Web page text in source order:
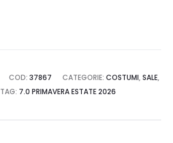
COD: 37867 CATEGORIE: COSTUMI, SALE,
TAG: 7.0 PRIMAVERA ESTATE 2026